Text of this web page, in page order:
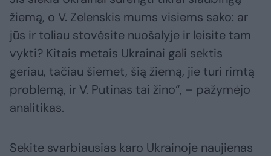
žiemą, o V. Zelenskis mums visiems sako: ar
jūs ir toliau stovėsite nuošalyje ir leisite tam
vykti? Kitais metais Ukrainai gali sektis
geriau, tačiau šiemet, šią žiemą, jie turi rimtą
problemą, ir V. Putinas tai žino“, – pažymėjo
analitikas.
Sekite svarbiausias karo Ukrainoje naujienas